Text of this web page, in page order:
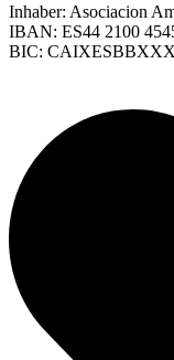
Inhaber: Asociacion
IBAN: ES44 2100
BIC: CAIXESBBXXX